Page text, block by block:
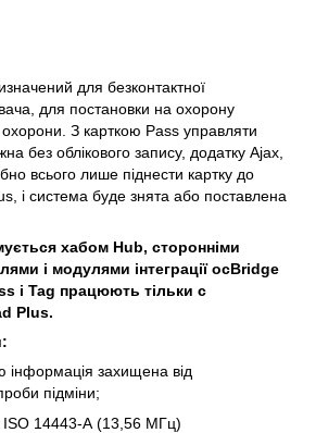
для безконтактної
для постановки на охорону
з охорони. З карткою Pass управляти
без облікового запису, додатку Ajax,
всього лише піднести картку до
і система буде знята або поставлена
хабом Hub, сторонніми
і модулями інтеграції ocBridge
і Tag працюють тільки c
Plus.
інформація захищена від
підміни;
ISO 14443-А (13,56 МГц)